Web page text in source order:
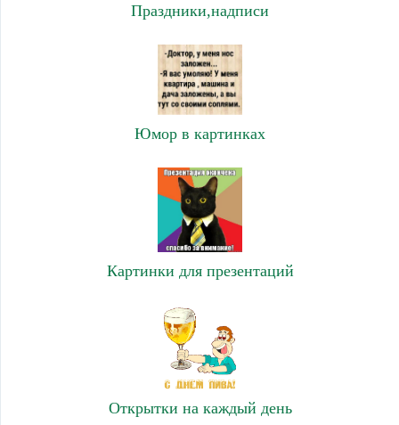
Праздники,надписи
Юмор в картинках
Картинки для презентаций
Открытки на каждый день